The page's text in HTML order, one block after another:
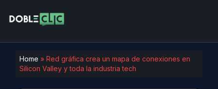
Home » Red gráfica crea un mapa de conexiones en
Silicon Valley y toda la industria tech